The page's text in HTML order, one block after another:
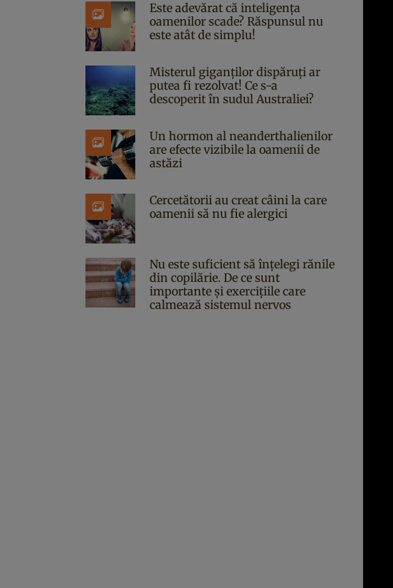
Este adevărat că inteligența
oamenilor scade? Răspunsul nu
este atât de simplu!
Misterul giganților dispăruți ar
putea fi rezolvat! Ce s-a
descoperit în sudul Australiei?
Un hormon al neanderthalienilor
are efecte vizibile la oamenii de
astăzi
Cercetătorii au creat câini la care
oamenii să nu fie alergici
Nu este suficient să înțelegi rănile
din copilărie. De ce sunt
importante și exercițiile care
calmează sistemul nervos